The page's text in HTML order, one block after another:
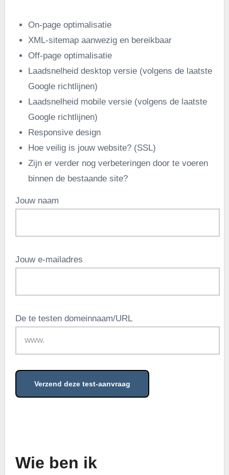
On-page optimalisatie
XML-sitemap aanwezig en bereikbaar
Off-page optimalisatie
Laadsnelheid desktop versie (volgens de laatste
Google richtlijnen)
Laadsnelheid mobile versie (volgens de laatste
Google richtlijnen)
Responsive design
Hoe veilig is jouw website? (SSL)
Zijn er verder nog verbeteringen door te voeren
binnen de bestaande site?
Jouw naam
Jouw e-mailadres
De te testen domeinnaam/URL
Wie ben ik